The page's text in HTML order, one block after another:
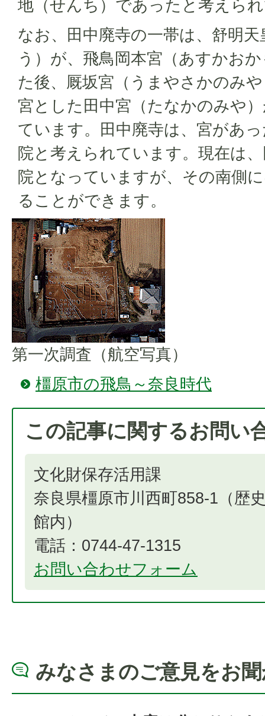
地（せんち）であったと考えら
なお、田中廃寺の一帯は、舒明
う）が、飛鳥岡本宮（あすかお
た後、厩坂宮（うまやさかのみ
宮とした田中宮（たなかのみや
ています。田中廃寺は、宮があ
院と考えられています。現在は
院となっていますが、その南側
ることができます。
第一次調査（航空写真）
橿原市の飛鳥～奈良時代
この記事に関するお問い
文化財保存活用課
奈良県橿原市川西町858-1（歴
館内）
電話：0744-47-1315
お問い合わせフォーム
みなさまのご意見をお